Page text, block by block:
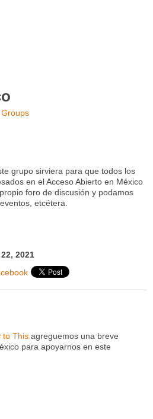
grupo sirviera para que todos los
en el Acceso Abierto en México
foro de discusión y podamos
etcétera.
2021
to This agreguemos una breve
para apoyarnos en este